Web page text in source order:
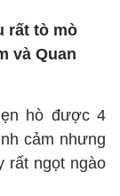
rất tò mò
và Quan
hò được 4
cảm nhưng
rất ngọt ngào